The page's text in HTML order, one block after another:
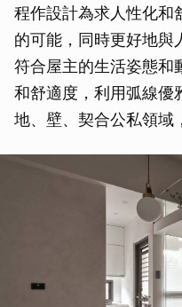
程作設計為求人性化和
的可能，同時更好地與
符合屋主的生活姿態和
和舒適度，利用弧線優
地、壁、契合公私領域